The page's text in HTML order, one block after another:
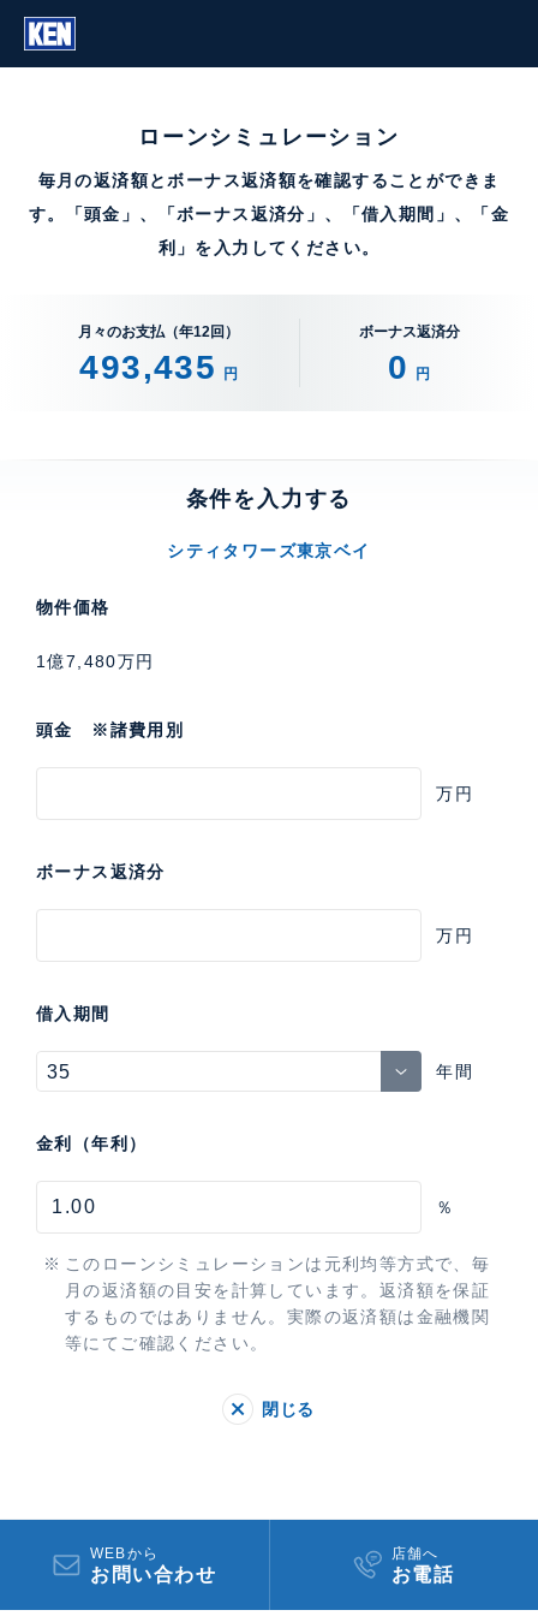
ローンシミュレーション
毎月の返済額とボーナス返済額を確認することができま
す。「頭金」、「ボーナス返済分」、「借入期間」、「金
利」を入力してください。
月々のお支払（年12回）
493,435 円
ボーナス返済分
0 円
条件を入力する
シティタワーズ東京ベイ
物件価格
1億7,480万円
頭金 ※諸費用別
万円
ボーナス返済分
万円
借入期間
年間
金利（年利）
％
このローンシミュレーションは元利均等方式で、毎
月の返済額の目安を計算しています。返済額を保証
するものではありません。実際の返済額は金融機関
等にてご確認ください。
閉じる
WEBから
お問い合わせ
店舗へ
お電話​